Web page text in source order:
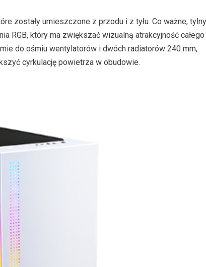
zostały umieszczone z przodu i z tyłu. Co ważne, tylny
RGB, który ma zwiększać wizualną atrakcyjność całego
do ośmiu wentylatorów i dwóch radiatorów 240 mm,
cyrkulację powietrza w obudowie.